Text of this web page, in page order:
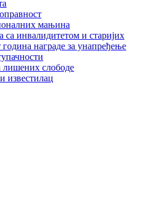
мањина
са инвалидитетом и старијих
година награде за унапређење
лишених слободе
известилац